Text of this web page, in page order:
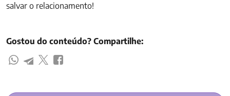
salvar o relacionamento!
Gostou do conteúdo? Compartilhe: